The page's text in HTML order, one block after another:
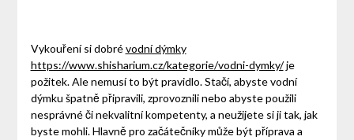
Vykouření si dobrévodní dýmky
https://www.shisharium.cz/kategorie/vodni-dymky/je
požitek. Ale nemusí to být pravidlo. Stačí, abyste vodní
dýmku špatně připravili, zprovoznili nebo abyste použili
nesprávné či nekvalitní kompetenty, a neužijete si ji tak, jak
byste mohli. Hlavně pro začátečníky může být příprava a